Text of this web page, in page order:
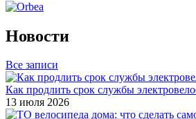
Новости
Все записи
Как продлить срок службы
13 июля 2026